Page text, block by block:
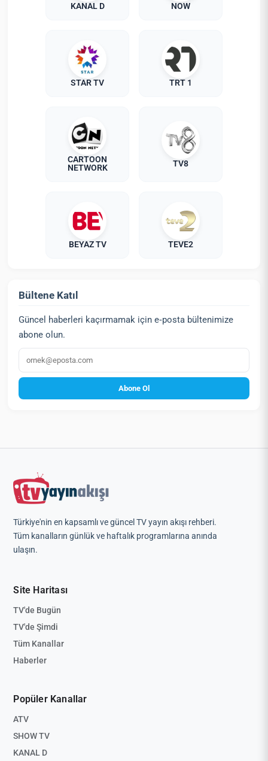
KANAL D NOW
STAR TV TRT 1
CARTOON
NETWORK
TV8
BEYAZ TV TEVE2
Bültene Katıl
Güncel haberleri kaçırmamak için e‑posta bültenimize
abone olun.
E‑posta
Abone Ol
Türkiye'nin en kapsamlı ve güncel TV yayın akışı rehberi.
Tüm kanalların günlük ve haftalık programlarına anında
ulaşın.
Site Haritası
TV'de Bugün
TV'de Şimdi
Tüm Kanallar
Haberler
Popüler Kanallar
ATV
SHOW TV
KANAL D